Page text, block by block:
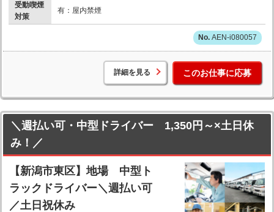
受動喫煙
対策
有：屋内禁煙
AEN-i080057
詳細を見る このお仕事に応募
＼週払い可・中型ドライバー 1,350円～×土日休
み！／
【新潟市東区】地場 中型ト
ラックドライバー＼週払い可
／土日祝休み